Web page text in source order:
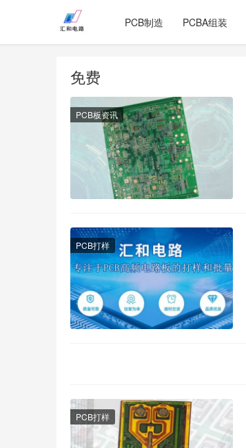
PCB制造 PCBA组装
免费
PCB板资讯
PCB打样
PCB打样